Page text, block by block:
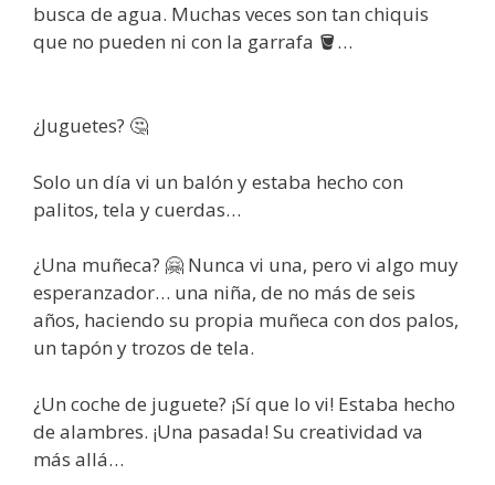
busca de agua. Muchas veces son tan chiquis
que no pueden ni con la garrafa 🪣…
¿Juguetes? 🤔
Solo un día vi un balón y estaba hecho con
palitos, tela y cuerdas…
¿Una muñeca? 🤗 Nunca vi una, pero vi algo muy
esperanzador… una niña, de no más de seis
años, haciendo su propia muñeca con dos palos,
un tapón y trozos de tela.
¿Un coche de juguete? ¡Sí que lo vi! Estaba hecho
de alambres. ¡Una pasada! Su creatividad va
más allá…